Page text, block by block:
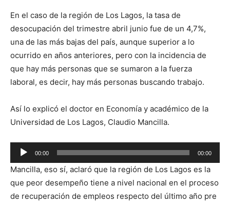
En el caso de la región de Los Lagos, la tasa de
desocupación del trimestre abril junio fue de un 4,7%,
una de las más bajas del país, aunque superior a lo
ocurrido en años anteriores, pero con la incidencia de
que hay más personas que se sumaron a la fuerza
laboral, es decir, hay más personas buscando trabajo.
Así lo explicó el doctor en Economía y académico de la
Universidad de Los Lagos, Claudio Mancilla.
Reproductor
de
audio
00:00 00:00
Mancilla, eso sí, aclaró que la región de Los Lagos es la
que peor desempeño tiene a nivel nacional en el proceso
de recuperación de empleos respecto del último año pre